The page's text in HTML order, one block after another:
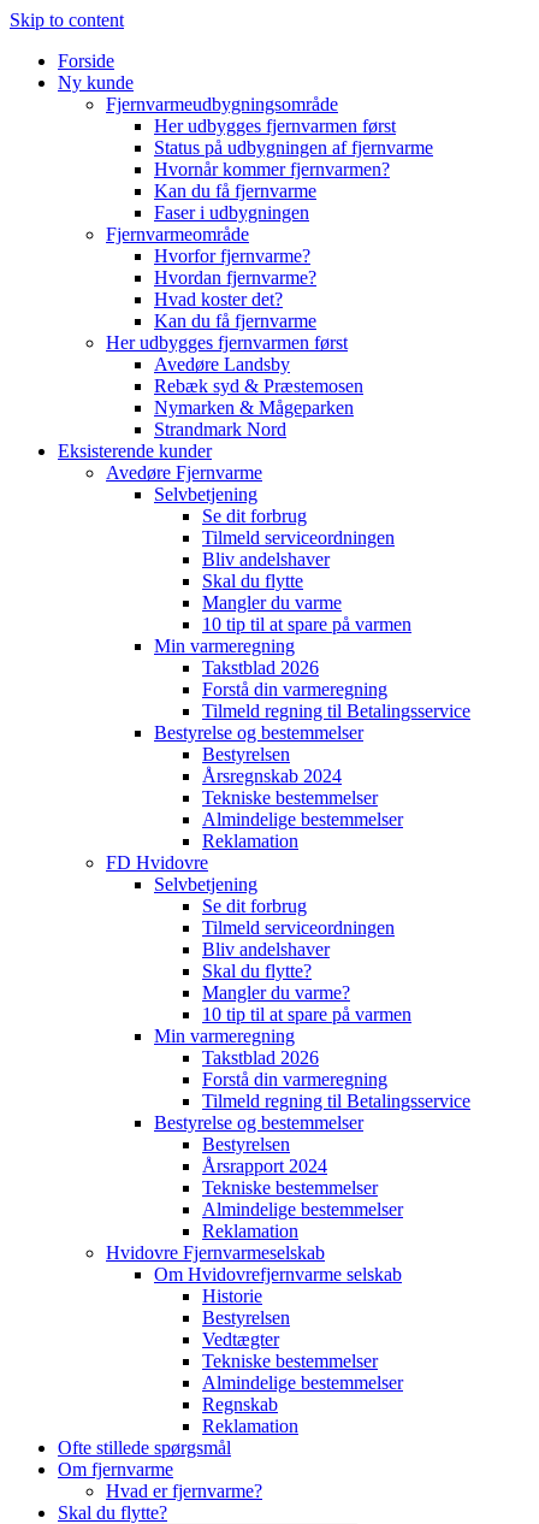
Skip to content
Forside
Ny kunde
Fjernvarmeudbygningsområde
Her udbygges fjernvarmen først
Status på udbygningen af fjernvarme
Hvornår kommer fjernvarmen?
Kan du få fjernvarme
Faser i udbygningen
Fjernvarmeområde
Hvorfor fjernvarme?
Hvordan fjernvarme?
Hvad koster det?
Kan du få fjernvarme
Her udbygges fjernvarmen først
Avedøre Landsby
Rebæk syd & Præstemosen
Nymarken & Mågeparken
Strandmark Nord
Eksisterende kunder
Avedøre Fjernvarme
Selvbetjening
Se dit forbrug
Tilmeld serviceordningen
Bliv andelshaver
Skal du flytte
Mangler du varme
10 tip til at spare på varmen
Min varmeregning
Takstblad 2026
Forstå din varmeregning
Tilmeld regning til Betalingsservice
Bestyrelse og bestemmelser
Bestyrelsen
Årsregnskab 2024
Tekniske bestemmelser
Almindelige bestemmelser
Reklamation
FD Hvidovre
Selvbetjening
Se dit forbrug
Tilmeld serviceordningen
Bliv andelshaver
Skal du flytte?
Mangler du varme?
10 tip til at spare på varmen
Min varmeregning
Takstblad 2026
Forstå din varmeregning
Tilmeld regning til Betalingsservice
Bestyrelse og bestemmelser
Bestyrelsen
Årsrapport 2024
Tekniske bestemmelser
Almindelige bestemmelser
Reklamation
Hvidovre Fjernvarmeselskab
Om Hvidovrefjernvarme selskab
Historie
Bestyrelsen
Vedtægter
Tekniske bestemmelser
Almindelige bestemmelser
Regnskab
Reklamation
Ofte stillede spørgsmål
Om fjernvarme
Hvad er fjernvarme?
Skal du flytte?